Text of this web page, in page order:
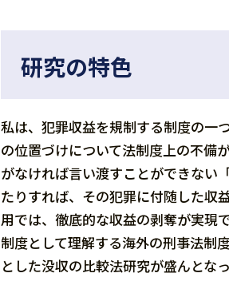
研究の特色
私は、犯罪収益を規制する制度の一
の位置づけについて法制度上の不備
がなければ言い渡すことができない
たりすれば、その犯罪に付随した収
用では、徹底的な収益の剥奪が実現
制度として理解する海外の刑事法制
とした没収の比較法研究が盛んとなっ